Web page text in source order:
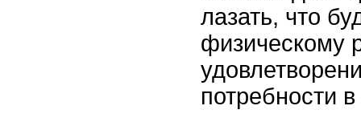
лазать, что
физическому
потребности